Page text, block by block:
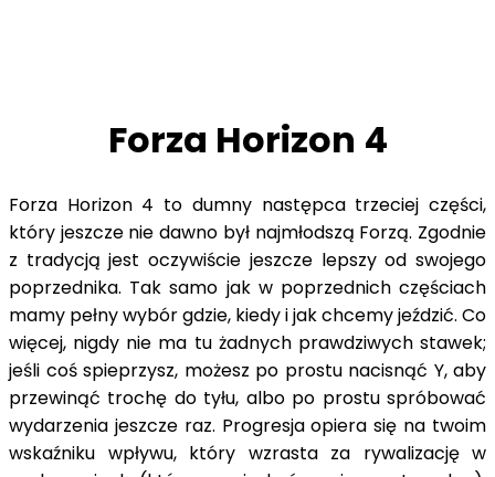
Forza Horizon 4
Forza Horizon 4 to dumny następca trzeciej części,
który jeszcze nie dawno był najmłodszą Forzą. Zgodnie
z tradycją jest oczywiście jeszcze lepszy od swojego
poprzednika. Tak samo jak w poprzednich częściach
mamy pełny wybór gdzie, kiedy i jak chcemy jeździć. Co
więcej, nigdy nie ma tu żadnych prawdziwych stawek;
jeśli coś spieprzysz, możesz po prostu nacisnąć Y, aby
przewinąć trochę do tyłu, albo po prostu spróbować
wydarzenia jeszcze raz. Progresja opiera się na twoim
wskaźniku wpływu, który wzrasta za rywalizację w